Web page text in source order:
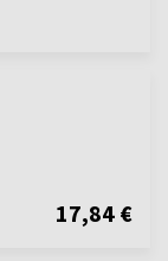
17,84 €